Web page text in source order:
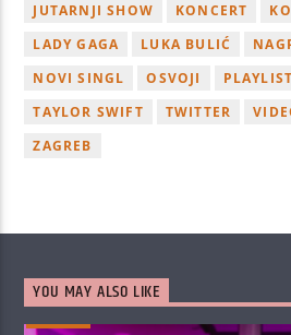
JUTARNJI SHOW
KONCERT
LADY GAGA
LUKA BULIĆ
NOVI SINGL
OSVOJI PLAYLIST
TAYLOR SWIFT
TWITTER
ZAGREB
YOU MAY ALSO LIKE